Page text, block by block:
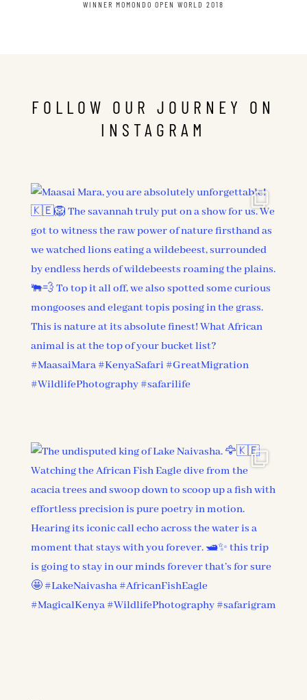
WINNER MOMONDO OPEN WORLD 2018
FOLLOW OUR JOURNEY ON
INSTAGRAM